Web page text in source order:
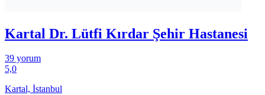
Kartal Dr. Lütfi Kırdar Şehir Hastanesi
39 yorum
5,0
Kartal, İstanbul